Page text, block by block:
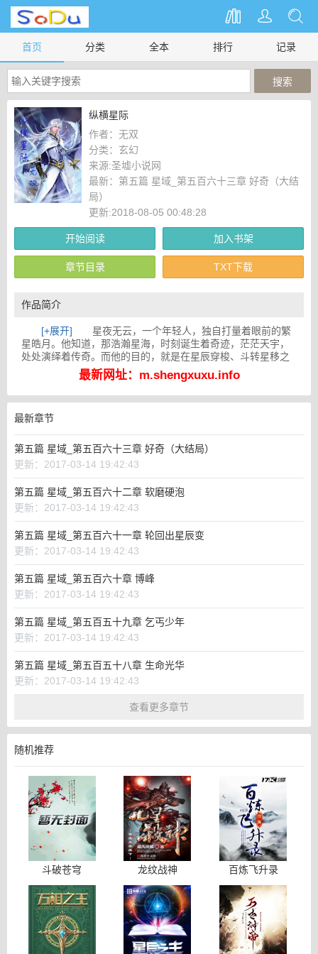
首页 分类 全本 排行 记录
纵横星际
作者： 无双
分类： 玄幻
来源:圣墟小说网
最新： 第五篇 星域_第五百六十三章 好奇（大结
局）
更新:2018-08-05 00:48:28
开始阅读 加入书架
章节目录 TXT下载
作品简介
[+展开] 星夜无云，一个年轻人，独自打量着眼前的繁
星皓月。他知道，那浩瀚星海，时刻诞生着奇迹，茫茫天宇，
处处演绎着传奇。而他的目的，就是在星辰穿梭、斗转星移之
间，找到下一个抢劫目标……
最新网址：m.shengxuxu.info
最新章节
第五篇 星域_第五百六十三章 好奇（大结局）
更新：2017-03-14 19:42:43
第五篇 星域_第五百六十二章 软磨硬泡
更新：2017-03-14 19:42:43
第五篇 星域_第五百六十一章 轮回出星辰变
更新：2017-03-14 19:42:43
第五篇 星域_第五百六十章 博峰
更新：2017-03-14 19:42:43
第五篇 星域_第五百五十九章 乞丐少年
更新：2017-03-14 19:42:43
第五篇 星域_第五百五十八章 生命光华
更新：2017-03-14 19:42:43
查看更多章节
随机推荐
斗破苍穹 龙纹战神 百炼飞升录